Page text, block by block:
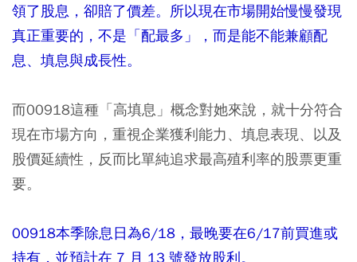
領了股息，卻賠了價差。所以現在市場開始慢慢發現
真正重要的，不是「配最多」，而是能不能兼顧配
息、填息與成長性。
而00918這種「高填息」概念對她來說，就十分符合
現在市場方向，重視企業獲利能力、填息表現、以及
股價延續性，反而比單純追求最高殖利率的股票更重
要。
00918本季除息日為6/18，最晚要在6/17前買進或
持有，並預計在 7 月 13 號發放股利。